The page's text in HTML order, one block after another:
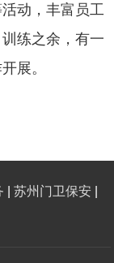
动，丰富员工
练之余，有一
展。
|苏州门卫保安